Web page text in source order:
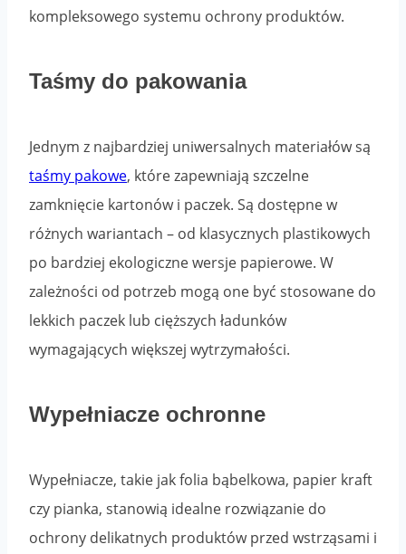
kompleksowego systemu ochrony produktów.
Taśmy do pakowania
Jednym z najbardziej uniwersalnych materiałów są
taśmy pakowe, które zapewniają szczelne
zamknięcie kartonów i paczek. Są dostępne w
różnych wariantach – od klasycznych plastikowych
po bardziej ekologiczne wersje papierowe. W
zależności od potrzeb mogą one być stosowane do
lekkich paczek lub cięższych ładunków
wymagających większej wytrzymałości.
Wypełniacze ochronne
Wypełniacze, takie jak folia bąbelkowa, papier kraft
czy pianka, stanowią idealne rozwiązanie do
ochrony delikatnych produktów przed wstrząsami i